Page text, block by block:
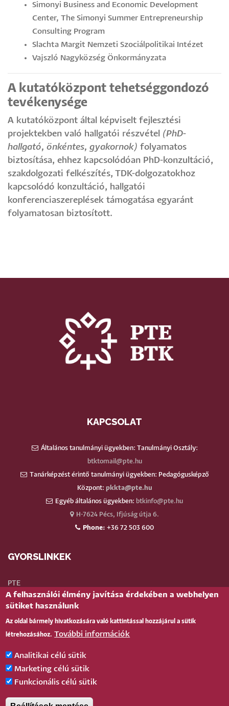
Simonyi Business and Economic Development
Center, The Simonyi Summer Entrepreneurship
Consulting Program
Slachta Margit Nemzeti Szociálpolitikai Intézet
Vajszló Nagyközség Önkormányzata
A kutatóközpont tehetséggondozó
tevékenysége
A kutatóközpont által képviselt fejlesztési
projektekben való hallgatói részvétel (PhD-
hallgató, önkéntes, gyakornok) folyamatos
biztosítása, ehhez kapcsolódóan PhD-konzultáció,
szakdolgozati felkészítés, TDK-dolgozatokhoz
kapcsolódó konzultáció, hallgatói
konferenciaszereplések támogatása egyaránt
folyamatosan biztosított.
KAPCSOLAT
Általános tanulmányi ügyekben: Tanulmányi Osztály:
btktomail@pte.hu
Tanárképzést érintő tanulmányi ügyekben: Pedagógusképző
Központ: pkkta@pte.hu
Egyéb általános ügyekben: btkinfo@pte.hu
H-7624 Pécs, Ifjúság útja 6.
Phone: +36 72 503 600
GYORSLINKEK
PTE
Neptun
Telefonkönyv
Teams
TÉR(oktatói)
BELÉPÉS
Bejelentkezés
A felhasználói élmény javítása érdekében a webhelyen
sütiket használunk
Az oldal bármely hivatkozására való kattintással hozzájárul a sütik
létrehozásához. További információk
Analitikai célú sütik
Marketing célú sütik
Funkcionális célú sütik